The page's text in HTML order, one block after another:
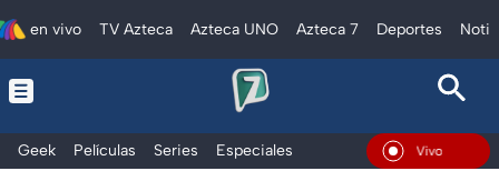
en vivo TV Azteca Azteca UNO Azteca 7 Deportes
Geek Películas Series Especiales En Vivo